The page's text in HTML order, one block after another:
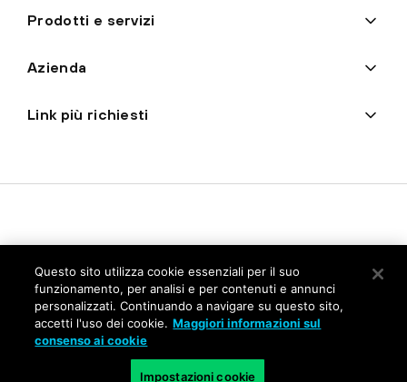
Prodotti e servizi
Azienda
Link più richiesti
Privacy
Trust Center
Questo sito utilizza cookie essenziali per il suo
funzionamento, per analisi e per contenuti e annunci
personalizzati. Continuando a navigare su questo sito,
accetti l'uso dei cookie. Maggiori informazioni sul
consenso ai cookie
Impostazioni cookie